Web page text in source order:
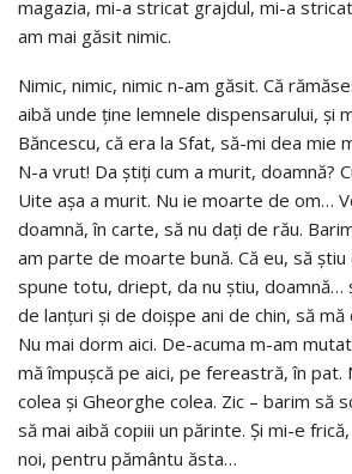
magazia, mi-a stricat grajdul, mi-a
am mai găsit nimic.
Nimic, nimic, nimic n-am găsit. Că
aibă unde ţine lemnele dispensarului, şi
Băncescu, că era la Sfat, să-mi dea mie
N-a vrut! Da ştiţi cum a murit, doamnă?
Uite aşa a murit. Nu ie moarte de om…
doamnă, în carte, să nu daţi de rău.
am parte de moarte bună. Că eu, să ştiu
spune totu, driept, da nu ştiu, doamnă…
de lanţuri şi de doişpe ani de chin, să mă
Nu mai dorm aici. De-acuma m-am
mă împuşcă pe aici, pe fereastră, în pat.
colea şi Gheorghe colea. Zic – barim să
să mai aibă copiii un părinte. Şi mi-e
noi, pentru pământu ăsta…